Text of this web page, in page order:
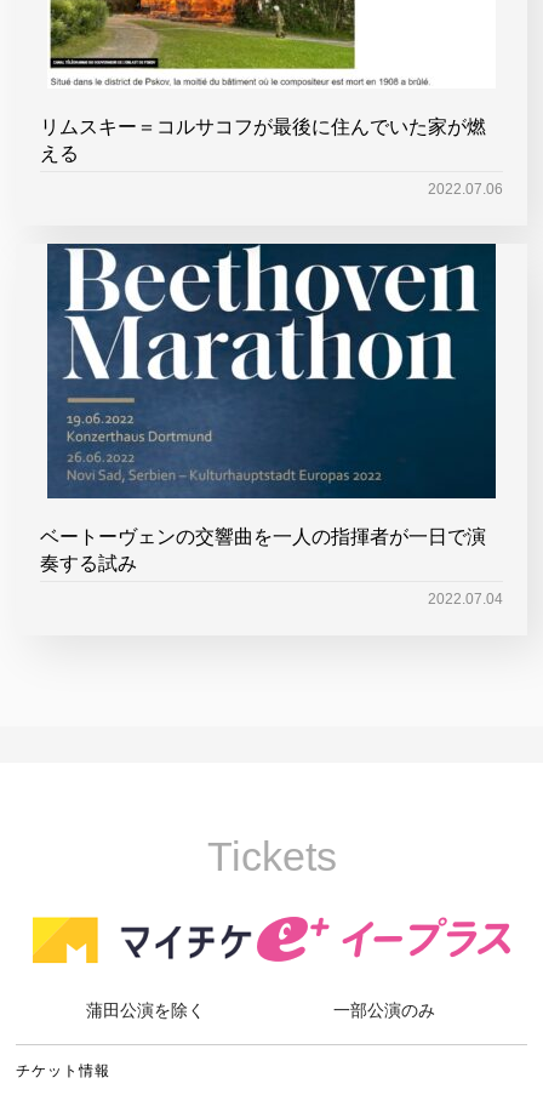
リムスキー＝コルサコフが最後に住んでいた家が燃
える
2022.07.06
ベートーヴェンの交響曲を一人の指揮者が一日で演
奏する試み
2022.07.04
Tickets
蒲田公演を除く 一部公演のみ
チケット情報